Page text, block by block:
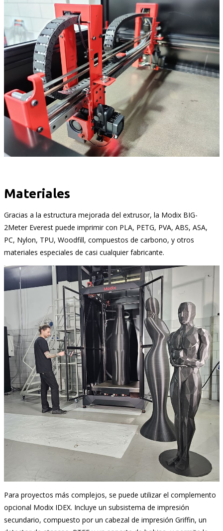
Materiales
Gracias a la estructura mejorada del extrusor, la Modix BIG-
2Meter Everest puede imprimir con PLA, PETG, PVA, ABS, ASA,
PC, Nylon, TPU, Woodfill, compuestos de carbono, y otros
materiales especiales de casi cualquier fabricante.
Para proyectos más complejos, se puede utilizar el complemento
opcional Modix IDEX. Incluye un subsistema de impresión
secundario, compuesto por un cabezal de impresión Griffin, un